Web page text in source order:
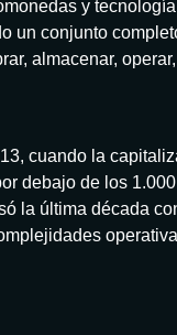
y
un conjunto
almacenar,
cuando la
debajo de los
la última década